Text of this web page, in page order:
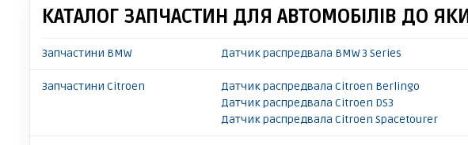
КАТАЛОГ ЗАПЧАСТИН ДЛЯ АВТОМОБІЛІВ ДО
Запчастини BMW Датчик распредвала BMW 3 Series
Запчастини Citroen Датчик распредвала Citroen Berlingo
Датчик распредвала Citroen DS3
Датчик распредвала Citroen Spacetourer